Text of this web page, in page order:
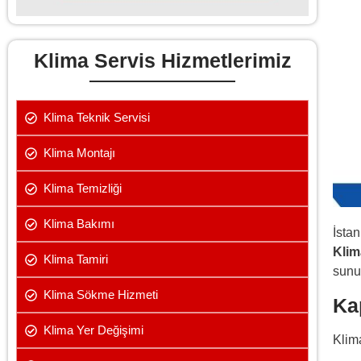
Klima Servis Hizmetlerimiz
Klima Teknik Servisi
Klima Montajı
Klima Temizliği
Klima Bakımı
Klima Tamiri
Klima Sökme Hizmeti
Klima Yer Değişimi